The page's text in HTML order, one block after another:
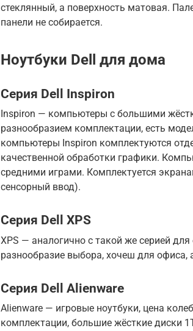
стеклянный, а поверхность матовая.
панели не собирается.
Ноутбуки Dell для дома
Серия Dell Inspiron
Inspiron — компьютеры с большими
разнообразием комплектации, есть
компьютеры Inspiron комплектуются
качественной обработки графики.
средними играми. Комплектуется
сенсорный ввод).
Серия Dell XPS
XPS — аналогично с такой же серией
разнообразие выбора, хочеш для
Серия Dell Alienware
Alienware — игровые ноутбуки, цена
комплектации, большие жёсткие диски